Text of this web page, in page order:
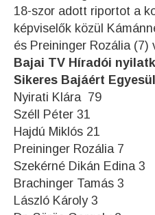
18-szor adott riportot a
képviselők közül
és Preininger Rozália
Bajai TV Híradói
Sikeres Bajáért
Nyirati Klára 79
Széll Péter 31
Hajdú Miklós 21
Preininger Rozália 7
Szekérné Dikán Edina 3
Brachinger Tamás 3
László Károly 3